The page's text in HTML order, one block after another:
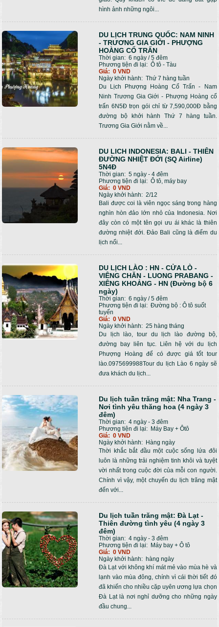
hình ảnh những ngôi...
DU LỊCH TRUNG QUỐC: NAM NINH
- TRƯƠNG GIA GIỚI - PHƯỢNG
HOÀNG CỔ TRẤN
Thời gian: 6 ngày / 5 đêm
Phương tiện đi lại: Ô tô - Tàu
Giá: 0 VND
Ngày khởi hành: Thứ 7 hàng tuần
Du Lịch Phượng Hoàng Cổ Trấn - Nam
Ninh Trương Gia Giới - Phượng Hoàng cổ
trấn 6N5Đ trọn gói chỉ từ 7,590,000Đ bằng
đường bộ khởi hành Thứ 7 hàng tuần.
Trương Gia Giới nằm về...
DU LICH INDONESIA: BALI - THIÊN
ĐƯỜNG NHIỆT ĐỚI (SQ Airline)
5N4Đ
Thời gian: 5 ngày - 4 đêm
Phương tiện đi lại: Ô tô, máy bay
Giá: 0 VND
Ngày khởi hành: 2/12
Bali được coi là viên ngọc sáng trong hàng
nghìn hòn đảo lớn nhỏ của Indonesia. Nơi
đây còn có một tên gọi ưu ái khác là thiên
đường nhiệt đới. Đảo Bali cũng là điểm du
lịch nổi...
DU LỊCH LÀO : HN - CỬA LÒ -
VIÊNG CHĂN - LUONG PRABANG -
XIÊNG KHOẢNG - HN (Đường bộ 6
ngày)
Thời gian: 6 ngày / 5 đêm
Phương tiện đi lại: Đường bộ : Ô tô suốt
tuyến
Giá: 0 VND
Ngày khởi hành: 25 hàng tháng
Du lịch lào, tour du lịch lào đường bộ,
đường bay liên tục. Liên hệ với du lịch
Phượng Hoàng để có được giá tốt tour
lào.0975699988Tour du lịch Lào 6 ngày sẽ
đưa khách du lịch...
Du lịch tuần trăng mật: Nha Trang -
Nơi tình yêu thăng hoa (4 ngày 3
đêm)
Thời gian: 4 ngày - 3 đêm
Phương tiện đi lại: Máy Bay + Ôtô
Giá: 0 VND
Ngày khởi hành: Hàng ngày
Thời khắc bắt đầu một cuộc sống lứa đôi
luôn là những trải nghiệm tinh khôi và tuyệt
vời nhất trong cuộc đời của mỗi con người.
Chính vì vậy, một chuyến du lịch trăng mật
đến với...
Du lịch tuần trăng mật: Đà Lạt -
Thiên đường tình yêu (4 ngày 3
đêm)
Thời gian: 4 ngày - 3 đêm
Phương tiện đi lại: Máy bay + Ô tô
Giá: 0 VND
Ngày khởi hành: hàng ngày
Đà Lạt với không khí mát mẻ vào mùa hè và
lạnh vào mùa đông, chính vì cái thời tiết đó
đã khiến cho nhiều cặp uyên ương lựa chọn
Đà Lạt là nơi nghỉ dưỡng cho những ngày
đầu chung...